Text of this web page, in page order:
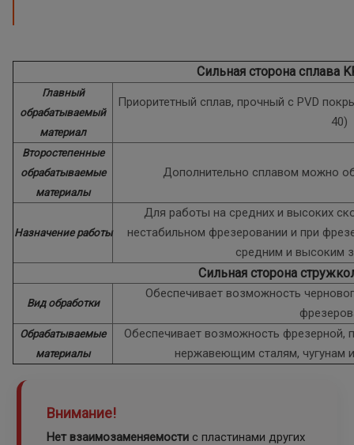
Сильная сторона сплава
Главный
обрабатываемый
материал
Приоритетный сплав, прочный с PVD
40)
Второстепенные
обрабатываемые
материалы
Дополнительно сплавом можно
Назначение работы
Для работы на средних и высоких
нестабильном фрезеровании и при
средним и высоким
Сильная сторона
Вид обработки
Обеспечивает возможность
Обрабатываемые
материалы
Обеспечивает возможность фрезерной,
нержавеющим сталям, чугунам
Внимание!
Нет взаимозаменяемости с пластинами других